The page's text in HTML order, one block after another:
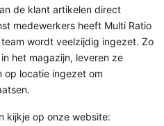
de klant artikelen direct
medewerkers heeft Multi Ratio
wordt veelzijdig ingezet. Zo
het magazijn, leveren ze
op locatie ingezet om
kijkje op onze website: